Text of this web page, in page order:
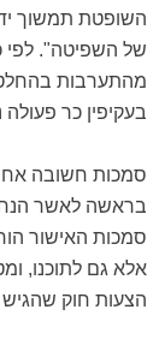
השופטת תמשוך
של השפיטה". לפי
מהתערבות
בעקיפין כר
סמכות חשובה
בראשה לאשר
סמכות האישור
אלא גם לתוכנו,
הצעות חוק